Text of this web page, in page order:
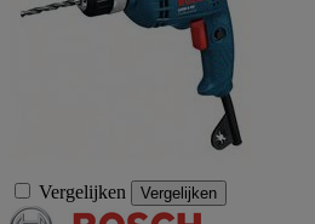
Vergelijken Vergelijken